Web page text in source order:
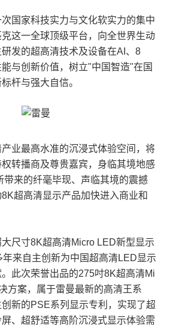
国家科技实力与文化软实力的集中
这一全球顶级平台，向全世界生动
发的超高清技术及设备在AI、8
与创新价值，树立"中国智造"在国
杆与强大自信。
业最高水准的沉浸式体验空间，将
转播商及尊贵嘉宾，身临其境地感
带来的纤毫毕现、声临其境的震撼
超高清显示产品加快进入商业和
尺寸8K超高清Micro LED新型显示
来自主创新为中国超高清LED显示
此次荣誉出品的275吋8K超高清Mi
方案，属于雷曼最新的高清王系
新的PSE系列显示专利，实现了超
、超舒适等高阶沉浸式显示体验需